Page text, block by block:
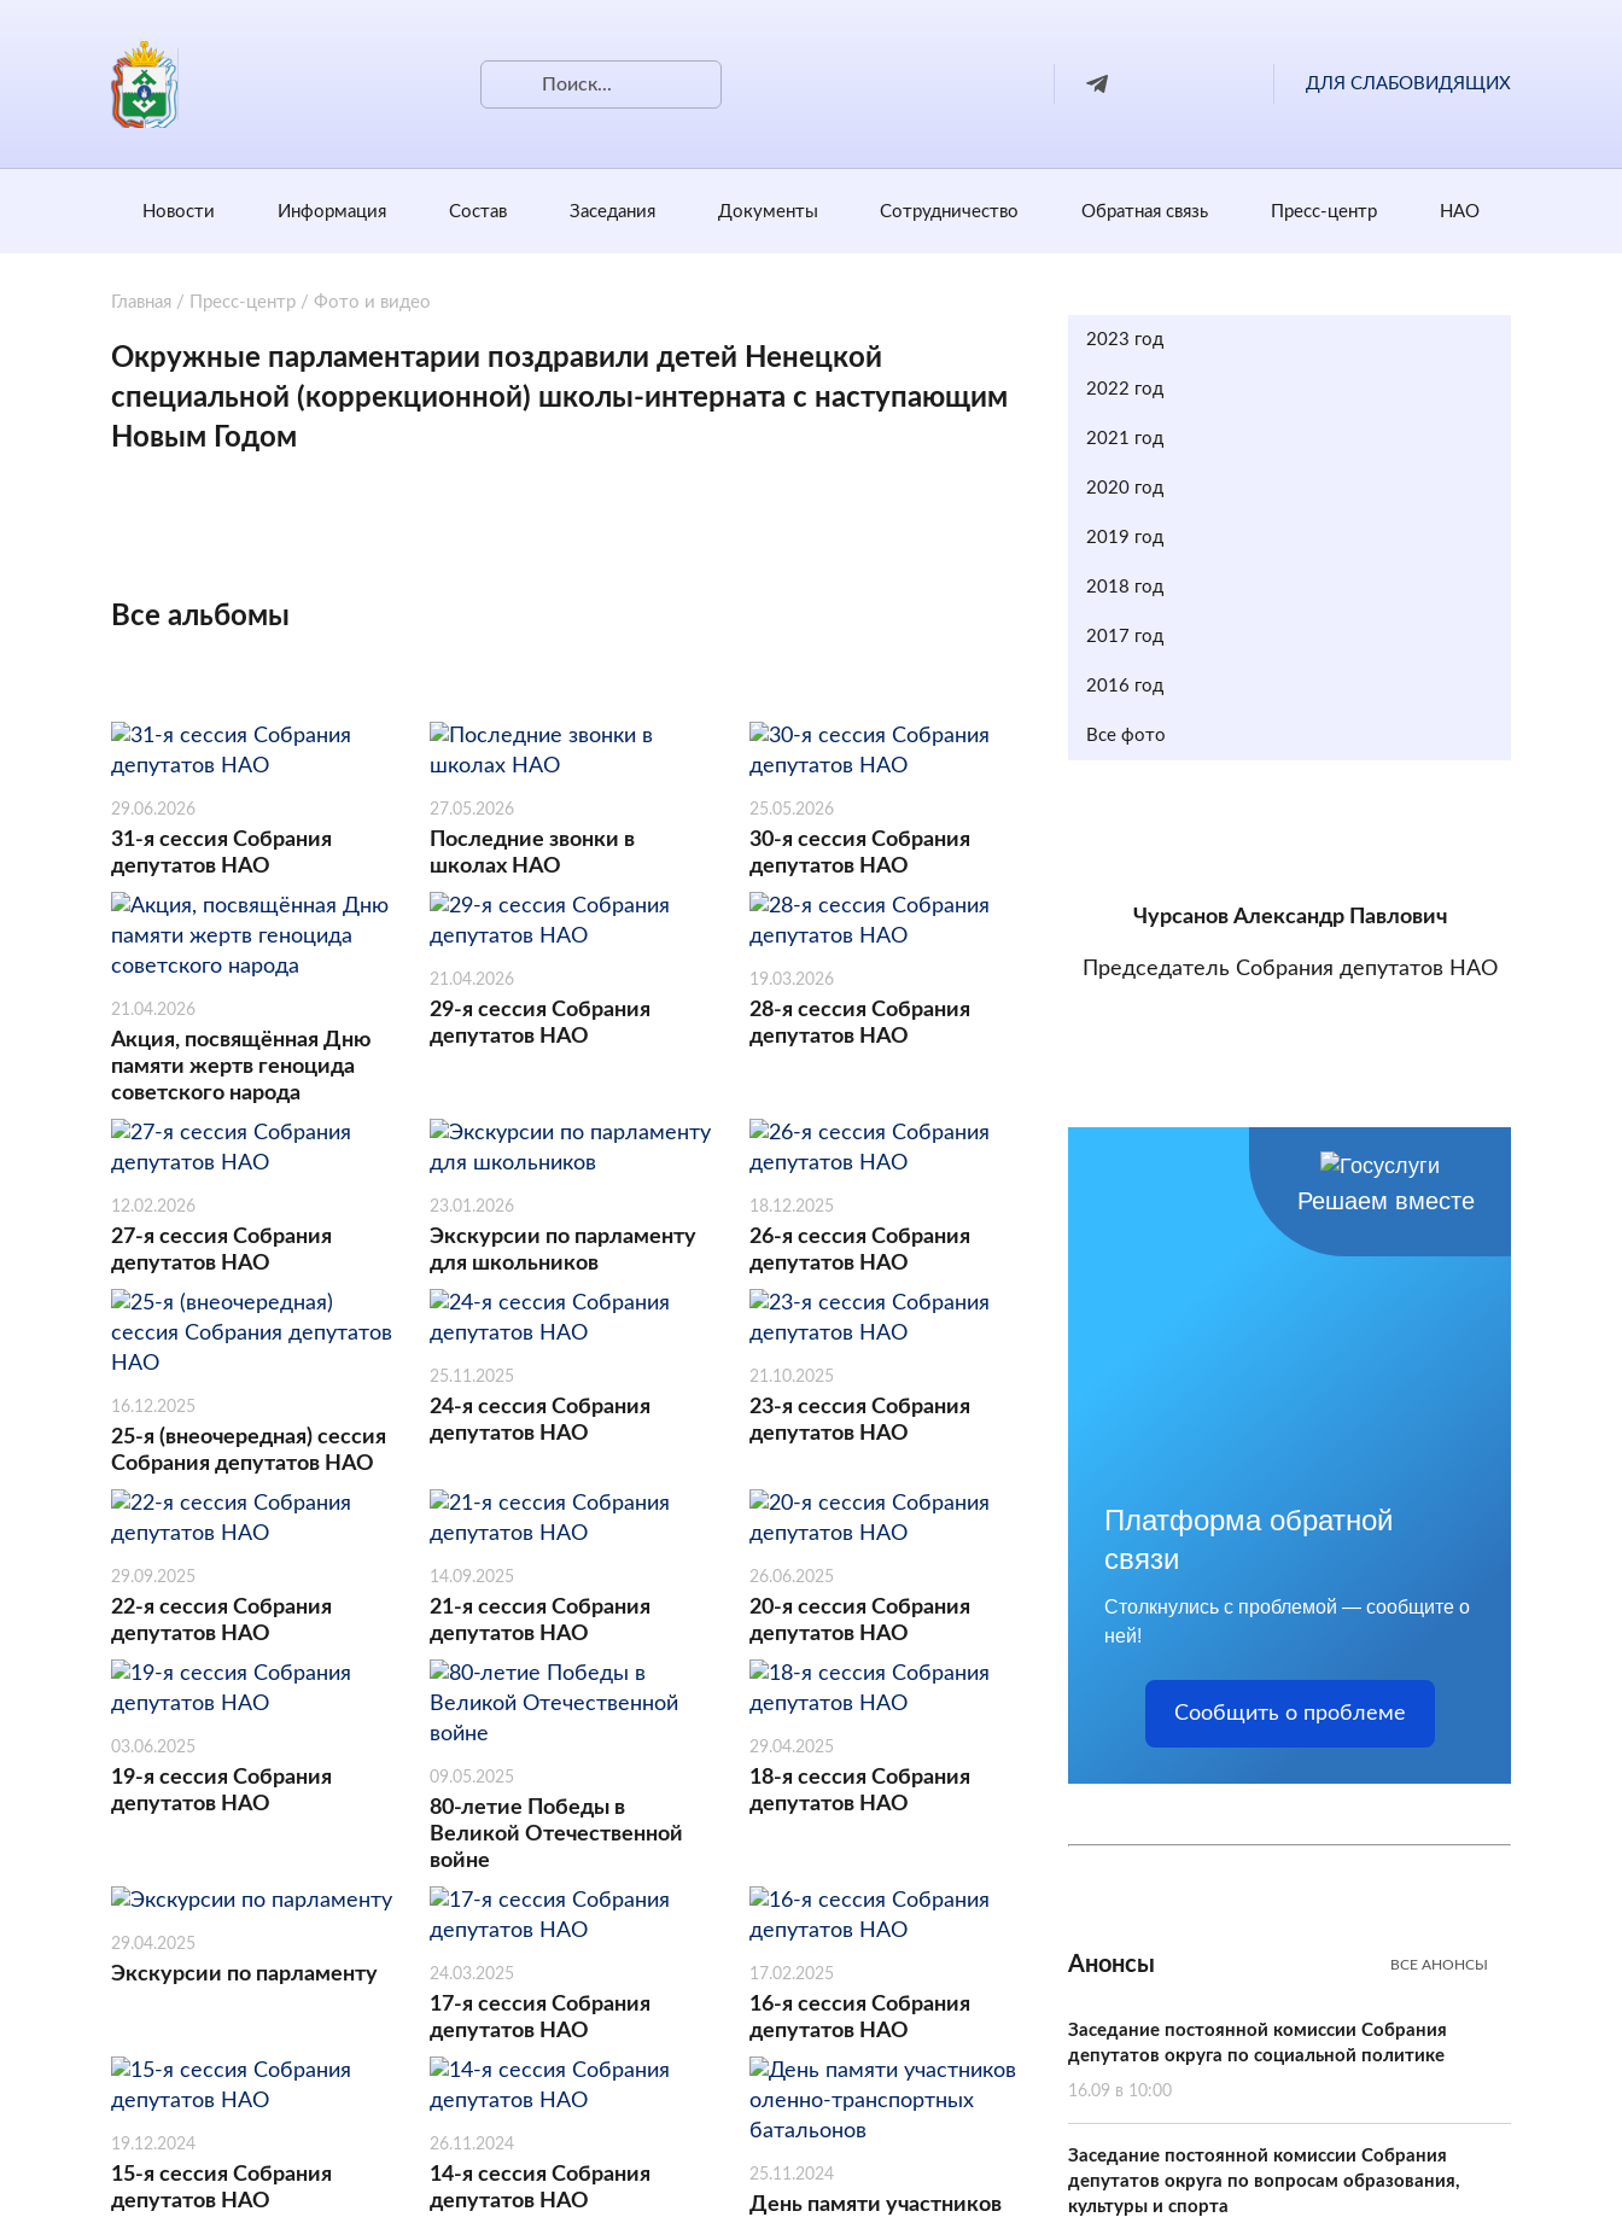
ДЛЯ СЛАБОВИДЯЩИХ
Новости Информация Состав Заседания Документы Сотрудничество Обратная cвязь Пресс-центр НАО
Главная / Пресс-центр / Фото и видео
Окружные парламентарии поздравили детей Ненецкой
специальной (коррекционной) школы-интерната с наступающим
Новым Годом
Все альбомы
29.06.2026
31-я сессия Собрания
депутатов НАО
27.05.2026
Последние звонки в
школах НАО
25.05.2026
30-я сессия Собрания
депутатов НАО
21.04.2026
Акция, посвящённая Дню
памяти жертв геноцида
советского народа
21.04.2026
29-я сессия Собрания
депутатов НАО
19.03.2026
28-я сессия Собрания
депутатов НАО
12.02.2026
27-я сессия Собрания
депутатов НАО
23.01.2026
Экскурсии по парламенту
для школьников
18.12.2025
26-я сессия Собрания
депутатов НАО
16.12.2025
25-я (внеочередная) сессия
Собрания депутатов НАО
25.11.2025
24-я сессия Собрания
депутатов НАО
21.10.2025
23-я сессия Собрания
депутатов НАО
29.09.2025
22-я сессия Собрания
депутатов НАО
14.09.2025
21-я сессия Собрания
депутатов НАО
26.06.2025
20-я сессия Собрания
депутатов НАО
03.06.2025
19-я сессия Собрания
депутатов НАО
09.05.2025
80-летие Победы в
Великой Отечественной
войне
29.04.2025
18-я сессия Собрания
депутатов НАО
29.04.2025
Экскурсии по парламенту 24.03.2025
17-я сессия Собрания
депутатов НАО
17.02.2025
16-я сессия Собрания
депутатов НАО
19.12.2024
15-я сессия Собрания
депутатов НАО
26.11.2024
14-я сессия Собрания
депутатов НАО
25.11.2024
День памяти участников
2023 год
2022 год
2021 год
2020 год
2019 год
2018 год
2017 год
2016 год
Все фото
Чурсанов Александр Павлович
Председатель Собрания депутатов НАО
Решаем вместе
Платформа обратной
связи
Столкнулись с проблемой — сообщите о
ней!
Сообщить о проблеме
Анонсы ВСЕ АНОНСЫ
Заседание постоянной комиссии Собрания
депутатов округа по социальной политике
16.09 в 10:00
Заседание постоянной комиссии Собрания
депутатов округа по вопросам образования,
культуры и спорта